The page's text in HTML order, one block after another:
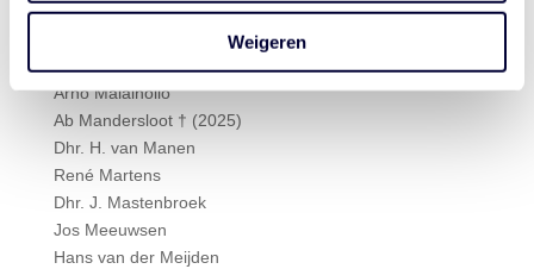
Weigeren
Harry van Loon
Dhr. A. Maarschalkerweerd
Arno Malaihollo
Ab Mandersloot † (2025)
Dhr. H. van Manen
René Martens
Dhr. J. Mastenbroek
Jos Meeuwsen
Hans van der Meijden